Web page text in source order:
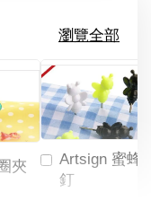
瀏覽全部
夾
Artsign 蜜蜂
釘